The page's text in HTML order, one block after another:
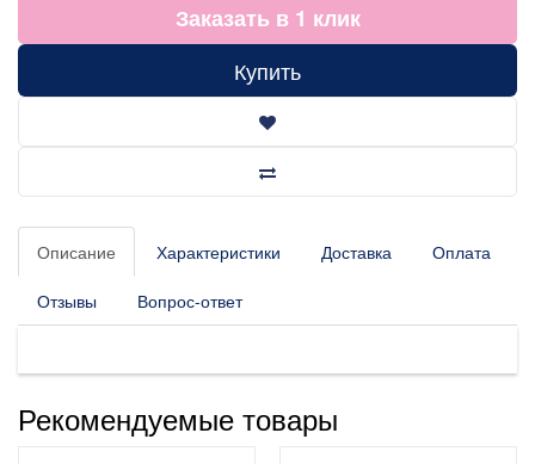
Заказать в 1 клик
Купить
Описание Характеристики Доставка Оплата
Отзывы Вопрос-ответ
Рекомендуемые товары